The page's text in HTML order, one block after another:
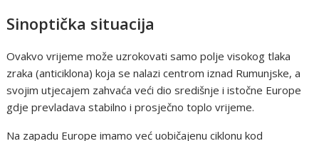
Sinoptička situacija
Ovakvo vrijeme može uzrokovati samo polje visokog tlaka
zraka (anticiklona) koja se nalazi centrom iznad Rumunjske, a
svojim utjecajem zahvaća veći dio središnje i istočne Europe
gdje prevladava stabilno i prosječno toplo vrijeme.
Na zapadu Europe imamo već uobičajenu ciklonu kod